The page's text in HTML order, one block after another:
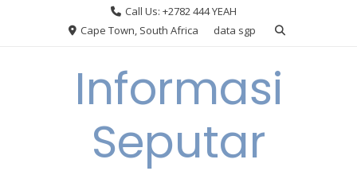
Call Us: +2782 444 YEAH
Cape Town, South Africa
data sgp
Informasi
Seputar